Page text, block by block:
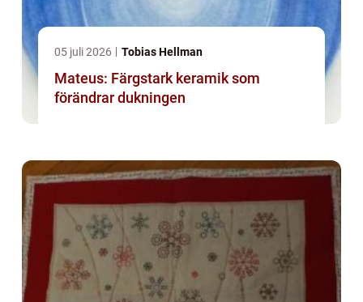
05 juli 2026 Tobias Hellman
Mateus: Färgstark keramik som
förändrar dukningen